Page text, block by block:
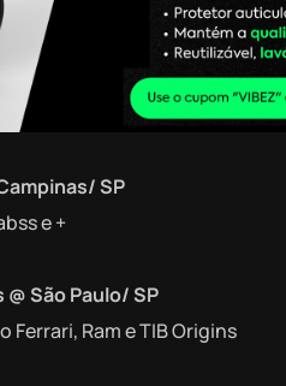
SP
e +
São Paulo/ SP
Ferrari, Ram e TIB Origins